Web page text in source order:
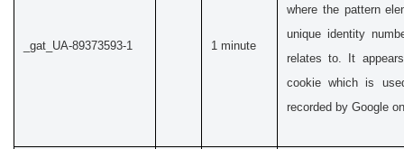
_gat_UA-89373593-1 1 minute
where the pattern
unique identity
relates to. It
cookie which is
recorded by Google